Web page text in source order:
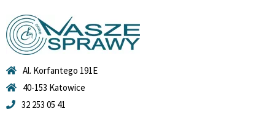
Al. Korfantego 191E
40-153 Katowice
32 253 05 41